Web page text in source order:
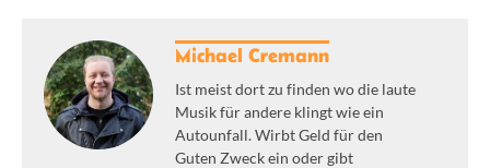
Michael Cremann
Ist meist dort zu finden wo die laute
Musik für andere klingt wie ein
Autounfall. Wirbt Geld für den
Guten Zweck ein oder gibt